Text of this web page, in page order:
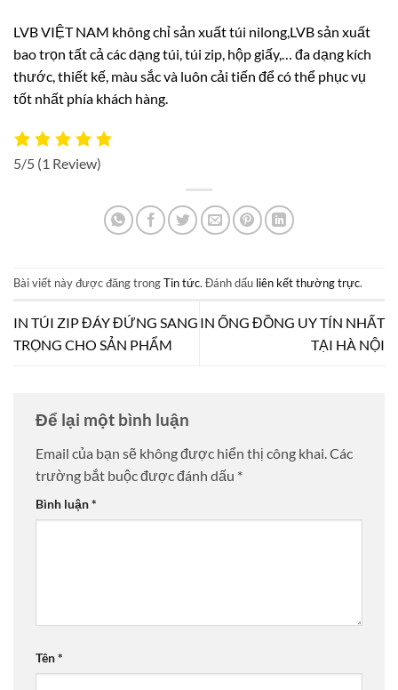
LVB VIỆT NAM không chỉ sản xuất túi nilong,LVB sản xuất
bao trọn tất cả các dạng túi, túi zip, hộp giấy,… đa dạng kích
thước, thiết kế, màu sắc và luôn cải tiến để có thể phục vụ
tốt nhất phía khách hàng.
5/5 (1 Review)
Bài viết này được đăng trongTin tức. Đánh dấu liên kết thường trực.
IN TÚI ZIP ĐÁY ĐỨNG SANG
TRỌNG CHO SẢN PHẨM
IN ỐNG ĐỒNG UY TÍN NHẤT
TẠI HÀ NỘI
Để lại một bình luận
Email của bạn sẽ không được hiển thị công khai.Các
trường bắt buộc được đánh dấu *
Bình luận*
Tên*